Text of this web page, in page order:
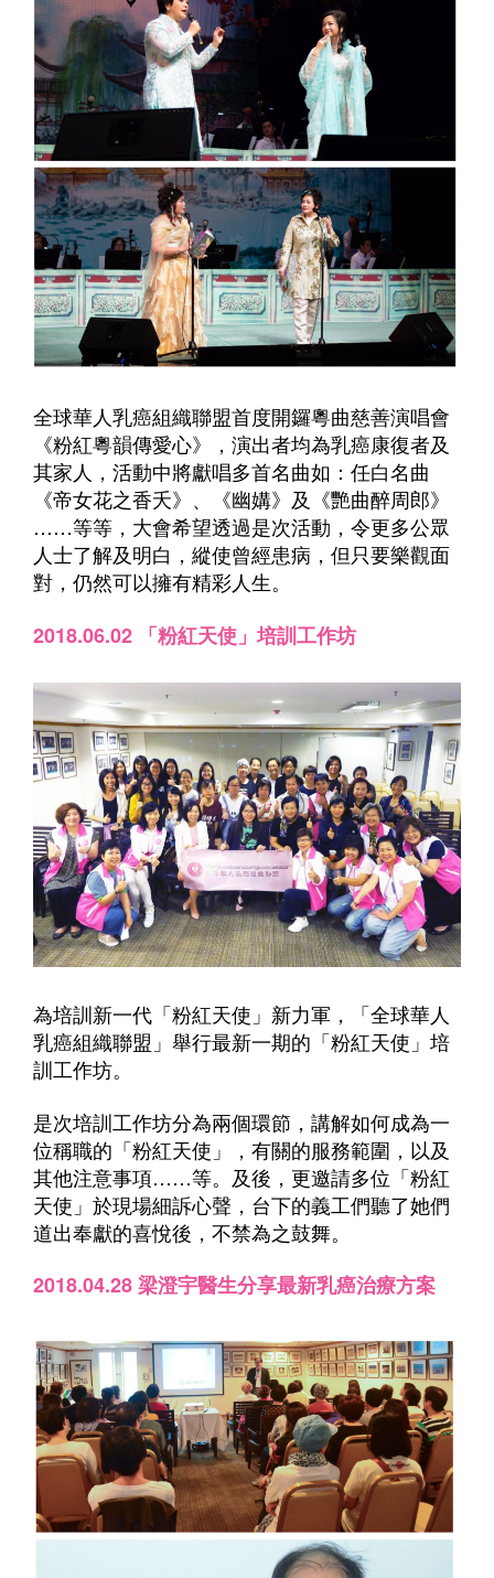
全球華人乳癌組織聯盟首度開鑼粵曲慈善演唱會
《粉紅粵韻傳愛心》，演出者均為乳癌康復者及
其家人，活動中將獻唱多首名曲如：任白名曲
《帝女花之香夭》、《幽媾》及《艷曲醉周郎》
……等等，大會希望透過是次活動，令更多公眾
人士了解及明白，縱使曾經患病，但只要樂觀面
對，仍然可以擁有精彩人生。
2018.06.02 「粉紅天使」培訓工作坊
為培訓新一代「粉紅天使」新力軍，「全球華人
乳癌組織聯盟」舉行最新一期的「粉紅天使」培
訓工作坊。
是次培訓工作坊分為兩個環節，講解如何成為一
位稱職的「粉紅天使」，有關的服務範圍，以及
其他注意事項……等。及後，更邀請多位「粉紅
天使」於現場細訴心聲，台下的義工們聽了她們
道出奉獻的喜悅後，不禁為之鼓舞。
2018.04.28 梁澄宇醫生分享最新乳癌治療方案